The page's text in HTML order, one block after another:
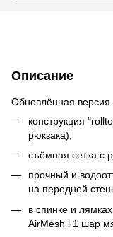
Описание
Обновлённая
конструкция
рюкзака);
съёмная сетка с
прочный и
на передней
в спинке и
AirMesh і 1 шар